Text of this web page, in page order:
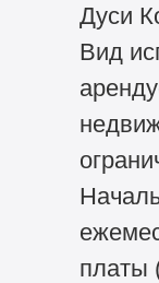
Дуси
Вид
платы